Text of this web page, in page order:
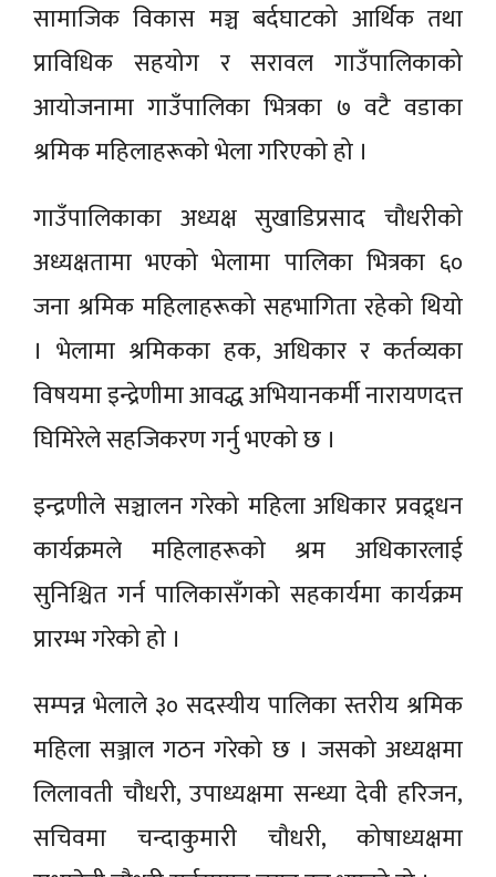
सामाजिक विकास मञ्च बर्दघाटको आर्थिक तथा
प्राविधिक सहयोग र सरावल गाउँपालिकाको
आयोजनामा गाउँपालिका भित्रका ७ वटै वडाका
श्रमिक महिलाहरूको भेला गरिएको हो ।
गाउँपालिकाका अध्यक्ष सुखाडिप्रसाद चौधरीको
अध्यक्षतामा भएको भेलामा पालिका भित्रका ६०
जना श्रमिक महिलाहरूको सहभागिता रहेको थियो
। भेलामा श्रमिकका हक, अधिकार र कर्तव्यका
विषयमा इन्द्रेणीमा आवद्ध अभियानकर्मी नारायणदत्त
घिमिरेले सहजिकरण गर्नु भएको छ ।
इन्द्रणीले सञ्चालन गरेको महिला अधिकार प्रवद्र्धन
कार्यक्रमले महिलाहरूको श्रम अधिकारलाई
सुनिश्चित गर्न पालिकासँगको सहकार्यमा कार्यक्रम
प्रारम्भ गरेको हो ।
सम्पन्न भेलाले ३० सदस्यीय पालिका स्तरीय श्रमिक
महिला सञ्जाल गठन गरेको छ । जसको अध्यक्षमा
लिलावती चौधरी, उपाध्यक्षमा सन्ध्या देवी हरिजन,
सचिवमा चन्दाकुमारी चौधरी, कोषाध्यक्षमा